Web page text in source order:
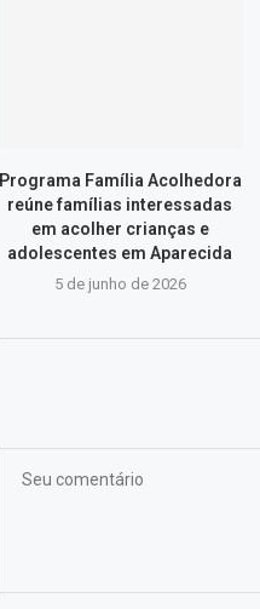
Programa Família Acolhedora
reúne famílias interessadas
em acolher crianças e
adolescentes em Aparecida
5 de junho de 2026